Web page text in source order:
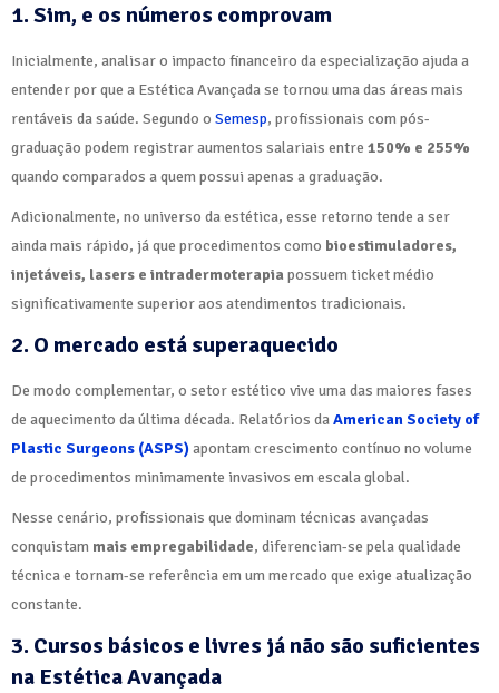
1. Sim, e os números comprovam
Inicialmente, analisar o impacto financeiro da especialização ajuda a
entender por que a Estética Avançada se tornou uma das áreas mais
rentáveis da saúde. Segundo o Semesp, profissionais com pós-
graduação podem registrar aumentos salariais entre 150% e 255%
quando comparados a quem possui apenas a graduação.
Adicionalmente, no universo da estética, esse retorno tende a ser
ainda mais rápido, já que procedimentos como bioestimuladores,
injetáveis, lasers e intradermoterapia possuem ticket médio
significativamente superior aos atendimentos tradicionais.
2. O mercado está superaquecido
De modo complementar, o setor estético vive uma das maiores fases
de aquecimento da última década. Relatórios daAmerican Society of
Plastic Surgeons (ASPS)apontam crescimento contínuo no volume
de procedimentos minimamente invasivos em escala global.
Nesse cenário, profissionais que dominam técnicas avançadas
conquistam mais empregabilidade, diferenciam-se pela qualidade
técnica e tornam-se referência em um mercado que exige atualização
constante.
3. Cursos básicos e livres já não são suficientes
na Estética Avançada